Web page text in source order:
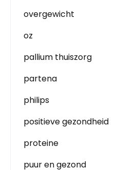
overgewicht
oz
pallium thuiszorg
partena
philips
positieve gezondheid
proteine
puur en gezond